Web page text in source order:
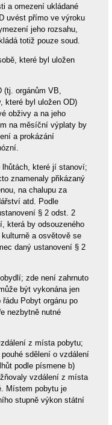
a omezení ukládané
uvést přímo ve výroku
jeho rozsahu,
totiž pouze soud.
které byl uložen
orgánům VB,
které byl uložen OD)
obživy a na jeho
na měsíční výplaty by
a prokázání
lhůtách, které jí stanoví;
znamenaly přikázaný
na chalupu za
atd. Podle
§ 2 odst. 2
která by odsouzeného
a osvětově se
daný ustanovení § 2
zde není zahrnuto
být vykonána jen
Pobyt orgánu po
nezbytně nutné
z místa pobytu;
sdělení o vzdálení
podle písmene b)
vzdálení z místa
Místem pobytu je
stupně výkon státní